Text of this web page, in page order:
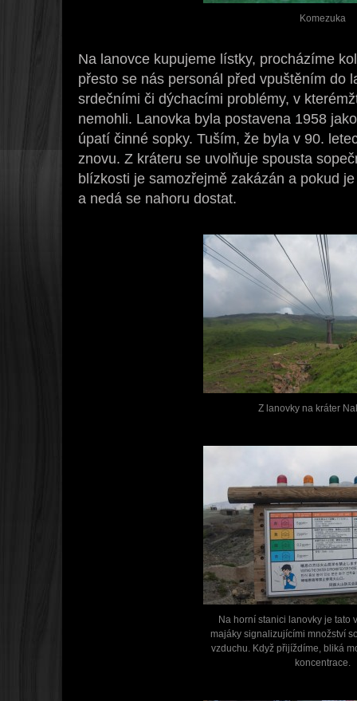
Komezuka
Na lanovce kupujeme lístky, procházíme
přesto se nás personál před vpuštěním do
srdečními či dýchacími problémy, v
nemohli. Lanovka byla postavena 1958
úpatí činné sopky. Tuším, že byla v 90.
znovu. Z kráteru se uvolňuje spousta
blízkosti je samozřejmě zakázán a pokud
a nedá se nahoru dostat.
Z lanovky na kráter
Na horní stanici lanovky je tato
majáky signalizujícími množství
vzduchu. Když přijíždíme, bliká
koncentrace.